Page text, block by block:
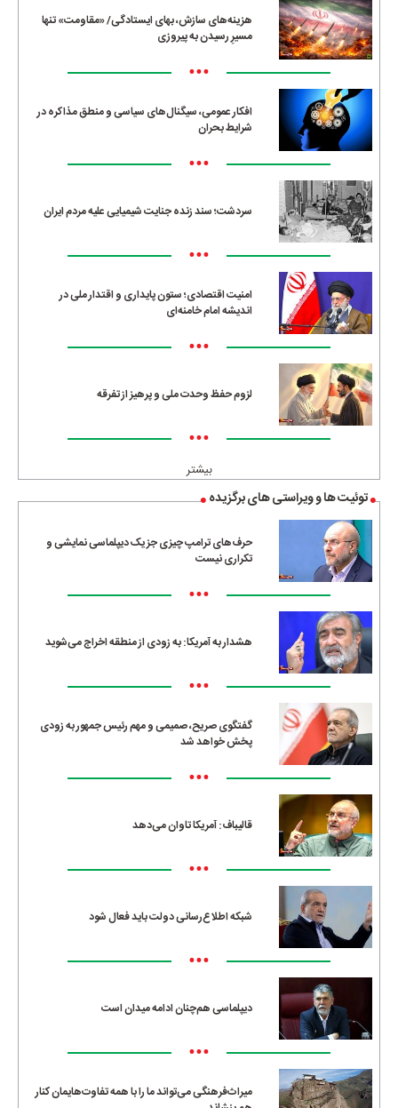
هزینه‌های سازش، بهای ایستادگی/ «مقاومت» تنها
مسیرِ رسیدن به پیروزی
•••
افکار عمومی، سیگنال‌های سیاسی و منطق مذاکره در
شرایط بحران
•••
سردشت؛ سند زنده جنایت شیمیایی علیه مردم ایران
•••
امنیت اقتصادی؛ ستون پایداری و اقتدار ملی در
اندیشه امام خامنه‌ای
•••
لزوم حفظ وحدت ملی و پرهیز از تفرقه
•••
بیشتر
توئیت ها و ویراستی های برگزیده
حرف‌های ترامپ چیزی جز یک دیپلماسی نمایشی و
تکراری نیست
•••
هشدار به آمریکا: به زودی از منطقه اخراج می‌شوید
•••
گفتگوی صریح، صمیمی و مهم رئیس جمهور به زودی
پخش خواهد شد
•••
قالیباف: آمریکا تاوان می‌دهد
•••
شبکه اطلاع‌رسانی دولت باید فعال شود
•••
دیپلماسی هم‌چنان ادامه میدان است
•••
میراث‌فرهنگی می‌تواند ما را با همه تفاوت‌هایمان کنار